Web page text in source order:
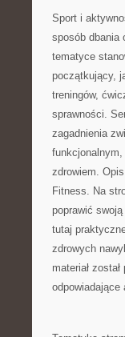
Sport i
sposób dbania
tematyce
początkujący,
treningów,
sprawności.
zagadnienia
zdrowiem.
Fitness. Na
poprawić
tutaj
zdrowych
materiał
odpowiadające